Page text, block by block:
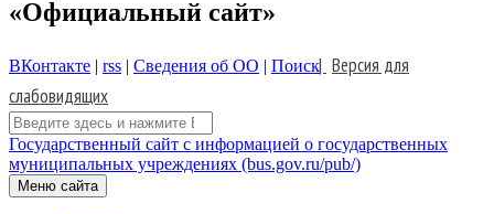
«Официальный сайт»
ВКонтакте | rss | Сведения об ОО | Поиск| Версия для
слабовидящих
Поиск:
Государственный сайт с информацией о государственных
муниципальных учреждениях (bus.gov.ru/pub/)
Меню сайта